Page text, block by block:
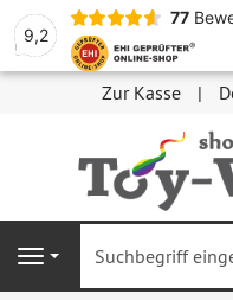
9,2
77
Zur Kasse
Navigation